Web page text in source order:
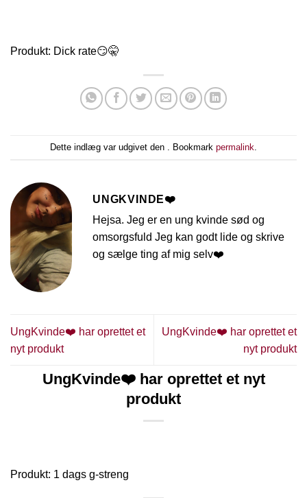
Produkt: Dick rate😏🤫
Dette indlæg var udgivet den . Bookmark permalink
UNGKVINDE❤️
Hejsa. Jeg er en ung kvinde sød og
omsorgsfuld Jeg kan godt lide og skrive
og sælge ting af mig selv❤️
UngKvinde❤️ har oprettet et
nyt produkt
UngKvinde❤️ har oprettet et
nyt produkt
UngKvinde❤️ har oprettet et nyt
produkt
Produkt: 1 dags g-streng